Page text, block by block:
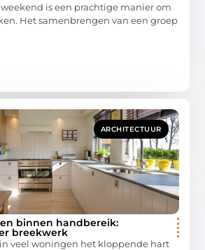
is een prachtige manier om
Het samenbrengen van een groep
ARCHITECTUUR
binnen handbereik:
breekwerk
veel woningen het kloppende hart